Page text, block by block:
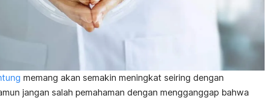
memang akan semakin meningkat seiring dengan
jangan salah pemahaman dengan mengganggap bahwa